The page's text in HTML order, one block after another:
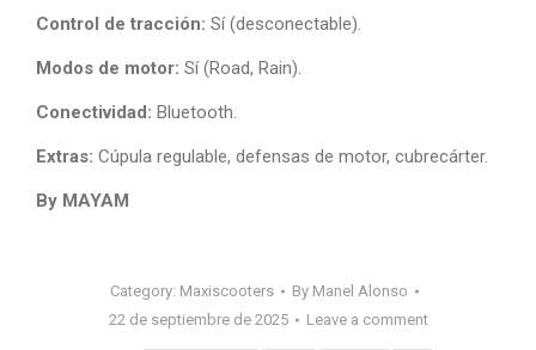
Control de tracción: Sí (desconectable).
Modos de motor: Sí (Road, Rain).
Conectividad: Bluetooth.
Extras: Cúpula regulable, defensas de motor, cubrecárter.
By MAYAM
Category: Maxiscooters By Manel Alonso
22 de septiembre de 2025
Leave a comment